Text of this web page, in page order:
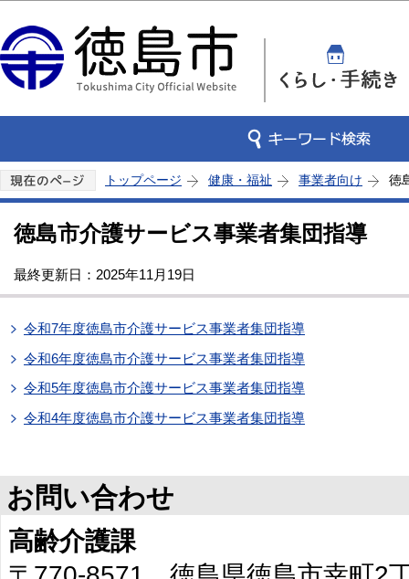
トップページ 健康・福祉 事業者向け 徳
徳島市介護サービス事業者集団指導
最終更新日：2025年11月19日
令和7年度徳島市介護サービス事業者集団指導
令和6年度徳島市介護サービス事業者集団指導
令和5年度徳島市介護サービス事業者集団指導
令和4年度徳島市介護サービス事業者集団指導
お問い合わせ
高齢介護課